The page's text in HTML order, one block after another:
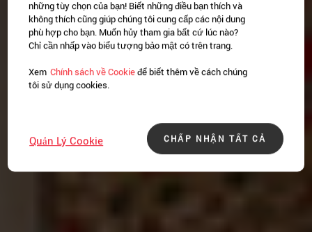
những tùy chọn của bạn! Biết những điều bạn thích và
không thích cũng giúp chúng tôi cung cấp các nội dung
phù hợp cho bạn. Muốn hủy tham gia bất cứ lúc nào?
Chỉ cần nhấp vào biểu tượng bảo mật có trên trang.
Xem Chính sách về Cookieđể biết thêm về cách chúng
tôi sử dụng cookies.
CHẤP NHẬN TẤT CẢ
Quản Lý Cookie